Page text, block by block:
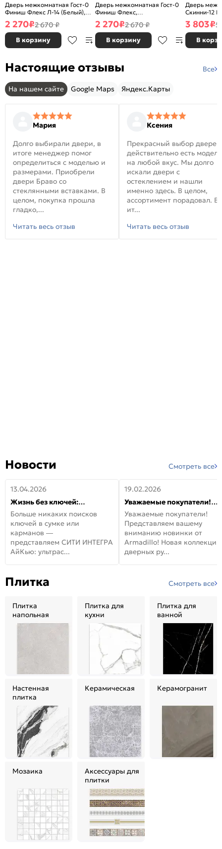
Дверь межкомнатная Гост-0
Финиш Флекс Л-14 (Белый),
глухая, каркасно-щитовая
2 270₽2 670 ₽
В корзину
Дверь межкомнатная Гост-0
Финиш Флекс,
Ламинированные Л-11
(ИталОрех), глухая, каркасно-
щитовая
2 270₽2 670 ₽
В корзину
Дверь
Скинни-12
глухая,
3 803₽5
В
Настоящие отзывы Все
На нашем сайте Google Maps Яндекс.Карты
Мария
Долго выбирали двери, в
итоге менеджер помог
определиться с моделью и
размерами. Приобрели
двери Браво со
стеклянными вставками. В
целом, покупка прошла
гладко,...
Читать весь отзыв
Ксения
Прекрасный выбор
действительно есть модели
на любой вкус. Мы долго
искали двери с
остеклением и нашли
именно здесь. В целом,
ассортимент порадовал. В
ит...
Читать весь отзыв
Новости Смотреть все
13.04.2026
Жизнь без ключей:
встречайте новую дверь
СИТИ ИНТЕГРА АйКью!
Больше никаких поисков
ключей в сумке или
карманов —
представляем СИТИ ИНТЕГРА
АйКью: ультрас...
19.02.2026
Уважаемые покупатели!
Представляем вашему
вниманию новинки от
Armadillo!
Уважаемые покупатели!
Представляем вашему
вниманию новинки от
Armadillo! Новая коллекция
дверных ру...
Плитка Смотреть все
Плитка
напольная
Плитка для
кухни
Плитка для
ванной
Настенная
плитка
Керамическая Керамогранит
Мозаика
Аксессуары для
плитки